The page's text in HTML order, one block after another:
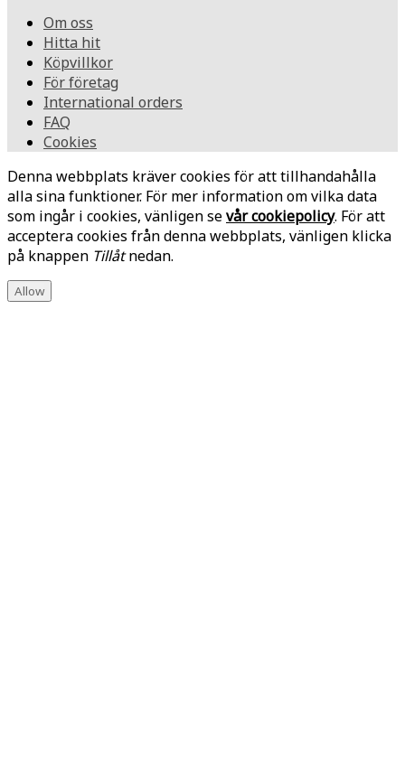
Om oss
Hitta hit
Köpvillkor
För företag
International orders
FAQ
Cookies
Denna webbplats kräver cookies för att tillhandahålla
alla sina funktioner. För mer information om vilka data
som ingår i cookies, vänligen sevår cookiepolicy. För att
acceptera cookies från denna webbplats, vänligen klicka
på knappen Tillåtnedan.
Allow